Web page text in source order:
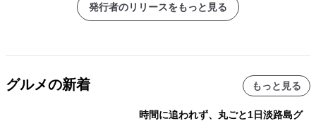
発行者のリリースをもっと見る
グルメの新着 もっと見る
時間に追われず、丸ごと1日淡路島グ